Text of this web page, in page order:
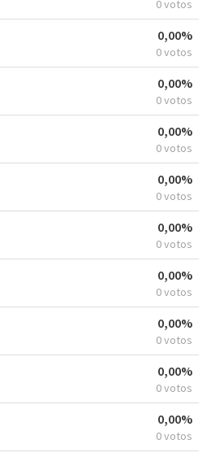
0 votos
0,00%
0 votos
0,00%
0 votos
0,00%
0 votos
0,00%
0 votos
0,00%
0 votos
0,00%
0 votos
0,00%
0 votos
0,00%
0 votos
0,00%
0 votos